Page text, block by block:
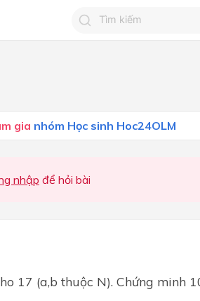
gia nhóm Học sinh Hoc24OLM
nhập để hỏi bài
17 (a,b thuộc N). Chứng minh